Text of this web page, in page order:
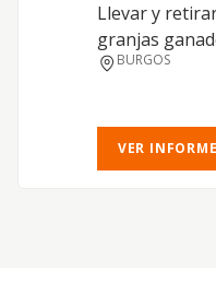
Llevar y
granjas
BURGOS
VER INFORME